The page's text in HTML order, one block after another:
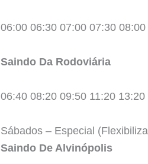
06:00 06:30 07:00 07:30
Saindo Da Rodoviária
06:40 08:20 09:50 11:20
Sábados – Especial
Saindo De Alvinópolis